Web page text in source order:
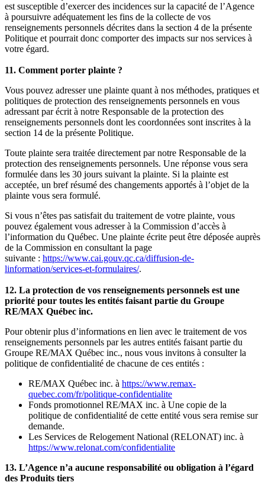
est susceptible d’exercer des incidences sur la capacité de l’Agence
à poursuivre adéquatement les fins de la collecte de vos
renseignements personnels décrites dans la section 4 de la présente
Politique et pourrait donc comporter des impacts sur nos services à
votre égard.
11. Comment porter plainte ?
Vous pouvez adresser une plainte quant à nos méthodes, pratiques et
politiques de protection des renseignements personnels en vous
adressant par écrit à notre Responsable de la protection des
renseignements personnels dont les coordonnées sont inscrites à la
section 14 de la présente Politique.
Toute plainte sera traitée directement par notre Responsable de la
protection des renseignements personnels. Une réponse vous sera
formulée dans les 30 jours suivant la plainte. Si la plainte est
acceptée, un bref résumé des changements apportés à l’objet de la
plainte vous sera formulé.
Si vous n’êtes pas satisfait du traitement de votre plainte, vous
pouvez également vous adresser à la Commission d’accès à
l’information du Québec. Une plainte écrite peut être déposée auprès
de la Commission en consultant la page
suivante : https://www.cai.gouv.qc.ca/diffusion-de-
linformation/services-et-formulaires/.
12. La protection de vos renseignements personnels est une
priorité pour toutes les entités faisant partie du Groupe
RE/MAX Québec inc.
Pour obtenir plus d’informations en lien avec le traitement de vos
renseignements personnels par les autres entités faisant partie du
Groupe RE/MAX Québec inc., nous vous invitons à consulter la
politique de confidentialité de chacune de ces entités :
RE/MAX Québec inc. à https://www.remax-
quebec.com/fr/politique-confidentialite
Fonds promotionnel RE/MAX inc. à Une copie de la
politique de confidentialité de cette entité vous sera remise sur
demande.
Les Services de Relogement National (RELONAT) inc. à
https://www.relonat.com/confidentialite
13. L’Agence n’a aucune responsabilité ou obligation à l’égard
des Produits tiers